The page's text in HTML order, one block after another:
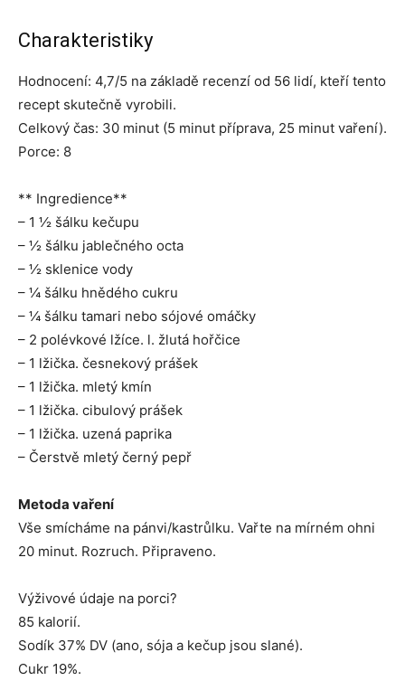
Charakteristiky
Hodnocení: 4,7/5 na základě recenzí od 56 lidí, kteří tento
recept skutečně vyrobili.
Celkový čas: 30 minut (5 minut příprava, 25 minut vaření).
Porce: 8
** Ingredience**
– 1 ½ šálku kečupu
– ½ šálku jablečného octa
– ½ sklenice vody
– ¼ šálku hnědého cukru
– ¼ šálku tamari nebo sójové omáčky
– 2 polévkové lžíce. l. žlutá hořčice
– 1 lžička. česnekový prášek
– 1 lžička. mletý kmín
– 1 lžička. cibulový prášek
– 1 lžička. uzená paprika
– Čerstvě mletý černý pepř
Metoda vaření
Vše smícháme na pánvi/kastrůlku. Vařte na mírném ohni
20 minut. Rozruch. Připraveno.
Výživové údaje na porci?
85 kalorií.
Sodík 37% DV (ano, sója a kečup jsou slané).
Cukr 19%.